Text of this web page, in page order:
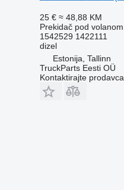
25 € ≈ 48,88 KM
Prekidač pod volanom
1542529 1422111
dizel
Estonija, Tallinn
TruckParts Eesti OÜ
Kontaktirajte prodavca